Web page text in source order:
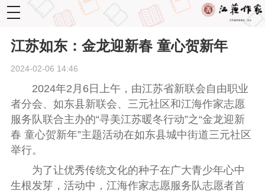
toggle
navigation
江苏如东：金龙迎新春 童心贺新年
2024-02-06 14:46
2024年2月6日上午，由江苏省新联会自由职业
者分会、如东县新联会、三元社区和江海作家志愿
服务队联合主办的“寻美江苏暖冬行动”之“金龙迎新
春 童心贺新年”主题活动在如东县城中街道三元社区
举行。
为了让优秀传统文化的种子在广大青少年心中
生根发芽，活动中，江海作家志愿服务队志愿者首